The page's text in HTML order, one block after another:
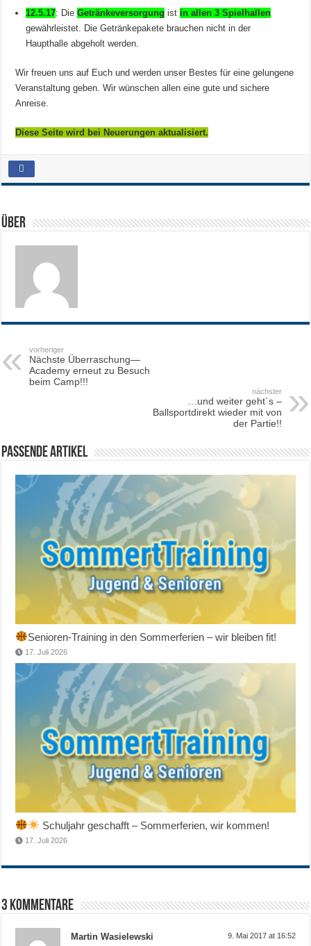
12.5.17: DieGetränkeversorgung ist in allen 3 Spielhallen
gewährleistet. Die Getränkepakete brauchen nicht in der
Haupthalle abgeholt werden.
Wir freuen uns auf Euch und werden unser Bestes für eine gelungene
Veranstaltung geben. Wir wünschen allen eine gute und sichere
Anreise.
Diese Seite wird bei Neuerungen aktualisiert.
Über
vorheriger
Nächste Überraschung—
Academy erneut zu Besuch
beim Camp!!!
nächster
…und weiter geht´s –
Ballsportdirekt wieder mit von
der Partie!!
Passende Artikel
Senioren-Training in den Sommerferien – wir bleiben fit!
17. Juli 2026
Schuljahr geschafft – Sommerferien, wir kommen!
17. Juli 2026
3 Kommentare
Martin Wasielewski 9. Mai 2017 at 16:52